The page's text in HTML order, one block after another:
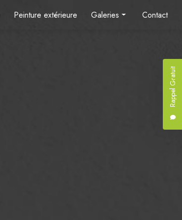
Rappel Gratuit
Peinture extérieure Galeries Contact